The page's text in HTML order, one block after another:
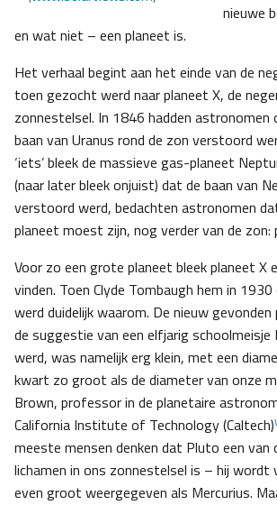
nieuwe
en wat niet – een planeet is.
Het verhaal begint aan het einde van de
toen gezocht werd naar planeet X, de
zonnestelsel. In 1846 hadden
baan van Uranus rond de zon verstoord
‘iets’ bleek de massieve gas-planeet
(naar later bleek onjuist) dat de baan van
verstoord werd, bedachten astronomen
planeet moest zijn, nog verder van de zon:
Voor zo een grote planeet bleek planeet X
vinden. Toen Clyde Tombaugh hem in 1930
werd duidelijk waarom. De nieuw
de suggestie van een elfjarig
werd, was namelijk erg klein, met een
kwart zo groot als de diameter van onze
Brown, professor in de planetaire
California Institute of Technology (Caltech)
meeste mensen denken dat Pluto een van
lichamen in ons zonnestelsel is – hij wordt
even groot weergegeven als Mercurius.